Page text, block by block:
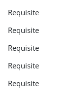
Requisite
Requisite
Requisite
Requisite
Requisite